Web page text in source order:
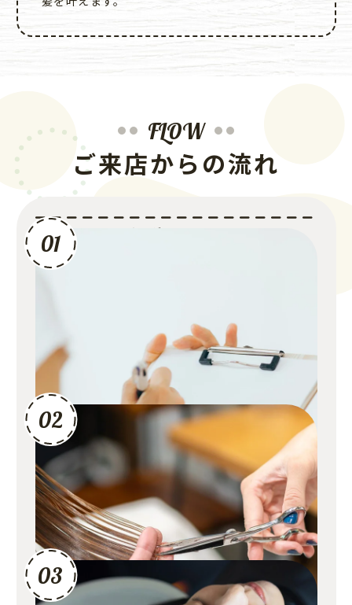
FLOW
ご来店からの流れ
01
丁寧なカウンセリング
まずは「なりたいイメージ」や髪のお悩み、ライフスタ
しください。私たちはお客様との対話を何よりも大切に
しています。
02
安心のマンツーマン施術
カウンセリングを担当したスタイリストが、仕上げまで
責任をもって施術します。理想のスタイルを叶えられる
よう、豊富な経験と技術を活かし、お客様の髪質の魅力
を最大限に引き出します。
03
リラックスできるシャンプー
フルフラットのシャンプー台で、心身ともにリラック